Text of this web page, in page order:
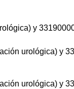
y
urológica) y
urológica) y